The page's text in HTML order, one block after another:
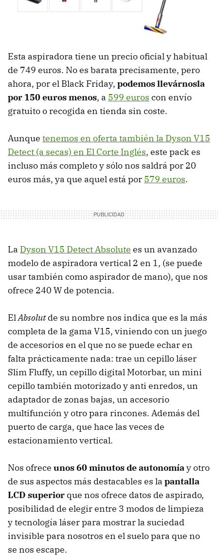
Esta aspiradora tiene un precio oficial y habitual
de 749 euros. No es barata precisamente, pero
ahora, por el Black Friday, podemos llevárnosla
por 150 euros menos, a 599 euros con envío
gratuito o recogida en tienda sin coste.
Aunque tenemos en oferta también la Dyson V15
Detect (a secas) en El Corte Inglés, este pack es
incluso más completo y sólo nos saldrá por 20
euros más, ya que aquel está por 579 euros.
La Dyson V15 Detect Absolute es un avanzado
modelo de aspiradora vertical 2 en 1, (se puede
usar también como aspirador de mano), que nos
ofrece 240 W de potencia.
ElAbsolutde su nombre nos indica que es la más
completa de la gama V15, viniendo con un juego
de accesorios en el que no se puede echar en
falta prácticamente nada: trae un cepillo láser
Slim Fluffy, un cepillo digital Motorbar, un mini
cepillo también motorizado y anti enredos, un
adaptador de zonas bajas, un accesorio
multifunción y otro para rincones. Además del
puerto de carga, que hace las veces de
estacionamiento vertical.
Nos ofrece unos 60 minutos de autonomíay otro
de sus aspectos más destacables es la pantalla
LCD superior que nos ofrece datos de aspirado,
posibilidad de elegir entre 3 modos de limpieza
y tecnología láser para mostrar la suciedad
invisible para nosotros en el suelo para que no
se nos escape.